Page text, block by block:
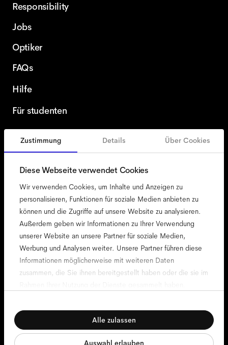
Zustimmung Details Über Cookies
Diese Webseite verwendet Cookies
Wir verwenden Cookies, um Inhalte und Anzeigen zu
personalisieren, Funktionen für soziale Medien anbieten zu
können und die Zugriffe auf unsere Website zu analysieren.
Außerdem geben wir Informationen zu Ihrer Verwendung
unserer Website an unsere Partner für soziale Medien,
Werbung und Analysen weiter. Unsere Partner führen diese
Informationen möglicherweise mit weiteren Daten
zusammen, die Sie ihnen bereitgestellt haben oder die sie im
Notwendig
Präferenzen
Alle zulassen
Auswahl erlauben
Responsibility
Jobs
Optiker
FAQs
Hilfe
Für studenten
Deutschland German
Zugänglichkeit
Cookie-Richtlinie
Impressum
Datenschutz
Allgemeine Geschäftsbedingungen
Nutzungsbedingungen für die Website
compliance